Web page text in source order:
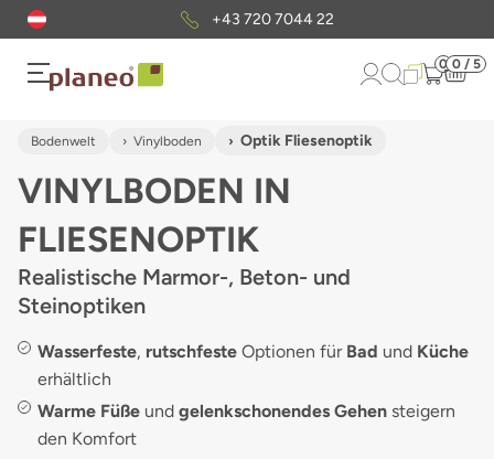
KostenloserMusterversand
0 0 / 5
Bodenwelt Vinylboden Optik Fliesenoptik
VINYLBODEN IN
FLIESENOPTIK
Realistische Marmor-, Beton- und
Steinoptiken
Wasserfeste, rutschfeste Optionen für Bad und Küche
erhältlich
Warme Füße und gelenkschonendes Gehen steigern
den Komfort